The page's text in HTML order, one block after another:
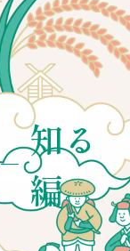
ているページ
内宮） 豊受
ス 神宮
宮
式年遷宮とは
知る
編